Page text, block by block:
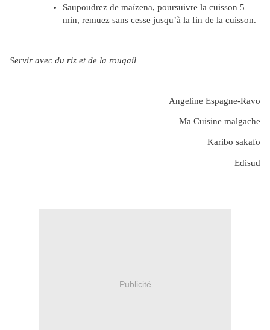
Saupoudrez de maïzena, poursuivre la cuisson 5
min, remuez sans cesse jusqu’à la fin de la cuisson.
Servir avec du riz et de la rougail
Angeline Espagne-Ravo
Ma Cuisine malgache
Karibo sakafo
Edisud
Publicité